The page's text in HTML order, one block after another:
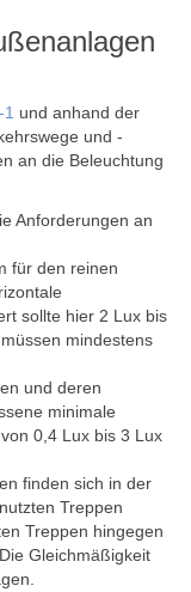
und anhand der
und -
an die Beleuchtung
Anforderungen an
für den reinen
sollte hier 2 Lux bis
mindestens
und deren
minimale
von 0,4 Lux bis 3 Lux
finden sich in der
Treppen
Treppen hingegen
Gleichmäßigkeit